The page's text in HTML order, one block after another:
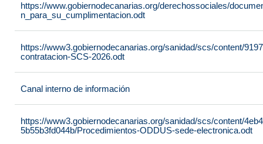
https://www.gobiernodecanarias.org/derechossociales/
n_para_su_cumplimentacion.odt
https://www3.gobiernodecanarias.org/sanidad/scs/content/
contratacion-SCS-2026.odt
Canal interno de información
https://www3.gobiernodecanarias.org/sanidad/scs/content/
5b55b3fd044b/Procedimientos-ODDUS-sede-electronica.odt